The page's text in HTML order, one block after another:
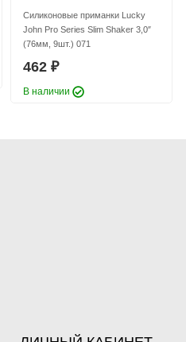
Силиконовые приманки Lucky
John Pro Series Slim Shaker 3,0″
(76мм, 9шт.) 071
462 ₽
В наличии